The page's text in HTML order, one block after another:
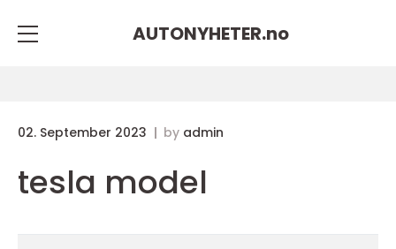
AUTONYHETER.no
02. September 2023 by admin
tesla model